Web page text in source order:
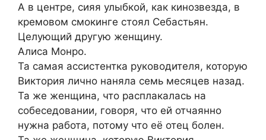
А в центре, сияя улыбкой, как кинозвезда, в
кремовом смокинге стоял Себастьян.
Целующий другую женщину.
Алиса Монро.
Та самая ассистентка руководителя, которую
Виктория лично наняла семь месяцев назад.
Та же женщина, что расплакалась на
собеседовании, говоря, что ей отчаянно
нужна работа, потому что её отец болен.